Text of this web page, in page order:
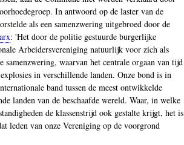
In antwoord op de laster van de
als een samenzwering uitgebroed door de
: 'Het door de politie gestuurde burgerlijke
Arbeidersvereniging natuurlijk voor zich als
samenzwering, waarvan het centrale orgaan van tijd
in verschillende landen. Onze bond is in
band tussen de meest ontwikkelde
landen van de beschaafde wereld. Waar, in welke
de klassenstrijd ook gestalte krijgt, het is
leden van onze Vereniging op de voorgrond